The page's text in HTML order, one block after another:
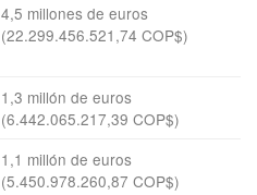
4,5 millones de euros
(22.299.456.521,74 COP$)
1,3 millón de euros
(6.442.065.217,39 COP$)
1,1 millón de euros
(5.450.978.260,87 COP$)